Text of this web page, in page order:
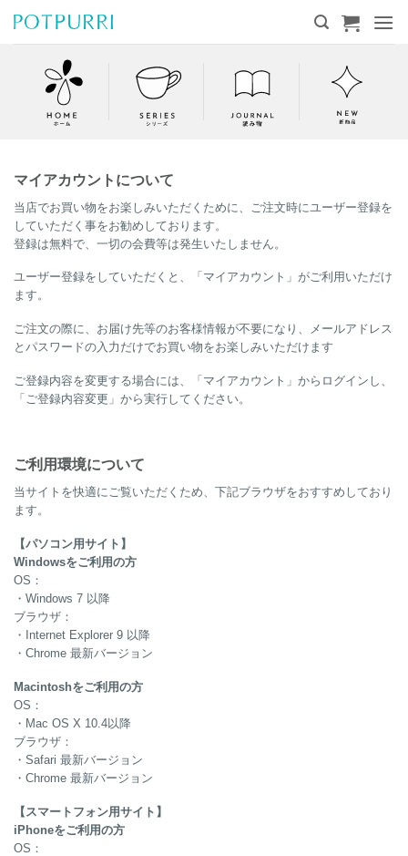
マイアカウントについて
当店でお買い物をお楽しみいただくために、ご注文時にユーザー登録を
していただく事をお勧めしております。
登録は無料で、一切の会費等は発生いたしません。
ユーザー登録をしていただくと、「マイアカウント」がご利用いただけ
ます。
ご注文の際に、お届け先等のお客様情報が不要になり、メールアドレス
とパスワードの入力だけでお買い物をお楽しみいただけます
ご登録内容を変更する場合には、「マイアカウント」からログインし、
「ご登録内容変更」から実行してください。
ご利用環境について
当サイトを快適にご覧いただくため、下記ブラウザをおすすめしており
ます。
【パソコン用サイト】
Windowsをご利用の方
OS：
・Windows 7 以降
ブラウザ：
・Internet Explorer 9 以降
・Chrome 最新バージョン
Macintoshをご利用の方
OS：
・Mac OS X 10.4以降
ブラウザ：
・Safari 最新バージョン
・Chrome 最新バージョン
【スマートフォン用サイト】
iPhoneをご利用の方
OS：